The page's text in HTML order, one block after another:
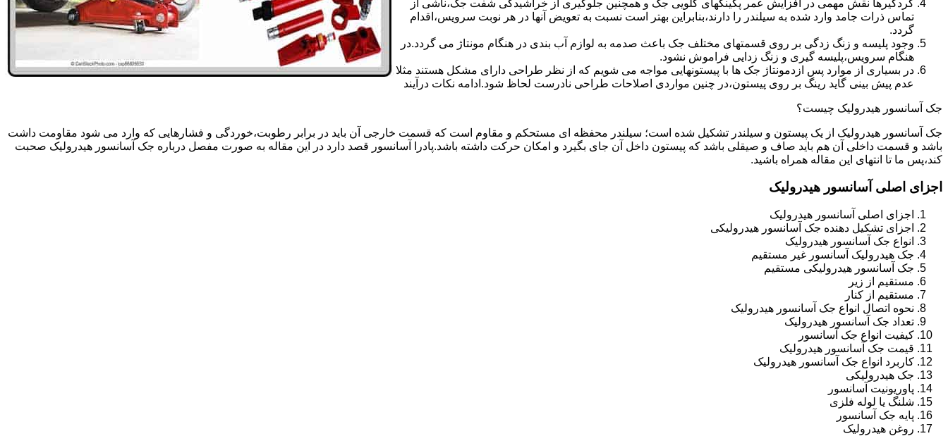
گردگیرها نقش مهمی در افزایش عمر پکینکهای گلویی جک و همچنین جلوگیری از خراشیدگی شفت جک،ناشی از
تماس ذرات جامد وارد شده به سیلندر را دارند،بنابراین بهتر است نسبت به تعویض آنها در هر نوبت سرویس،اقدام
گردد.
وجود پلیسه و زنگ زدگی بر روی قسمتهای مختلف جک باعث صدمه به لوازم آب بندی در هنگام مونتاژ می گردد.در
هنگام سرویس،پلیسه گیری و زنگ زدایی فراموش نشود.
در بسیاری از موارد پس ازدمونتاژ جک ها با پیستونهایی مواجه می شویم که از نظر طراحی دارای مشکل هستند مثلا
عدم پیش بینی گاید رینگ بر روی پیستون،در چنین مواردی اصلاحات طراحی نادرست لحاظ شود.ادامه نکات درآیند
جک آسانسور هیدرولیک چیست؟
جک آسانسور هیدرولیک از یک پیستون و سیلندر تشکیل شده است؛ سیلندر محفظه ای مستحکم و مقاوم است که قسمت خارجی آن باید در برابر رطوبت،خوردگی و فشارهایی که وارد می شود مقاومت داشت
باشد و قسمت داخلی آن هم باید صاف و صیقلی باشد که پیستون داخل آن جای بگیرد و امکان حرکت داشته باشد.پادرا آسانسور قصد دارد در این مقاله به صورت مفصل درباره جک آسانسور هیدرولیک صحبت
کند،پس ما تا انتهای این مقاله همراه باشید.
اجزای اصلی آسانسور هیدرولیک
اجزای اصلی آسانسور هیدرولیک
اجزای تشکیل دهنده جک آسانسور هیدرولیکی
انواع جک آسانسور هیدرولیک
جک هیدرولیک آسانسور غیر مستقیم
جک آسانسور هیدرولیکی مستقیم
مستقیم از زیر
مستقیم از کنار
نحوه اتصال انواع جک آسانسور هیدرولیک
تعداد جک آسانسور هیدرولیک
کیفیت انواع جک آسانسور
قیمت جک آسانسور هیدرولیک
کاربرد انواع جک آسانسور هیدرولیک
جک هیدرولیکی
پاوریونیت آسانسور
شلنگ یا لوله فلزی
پایه جک آسانسور
روغن هیدرولیک